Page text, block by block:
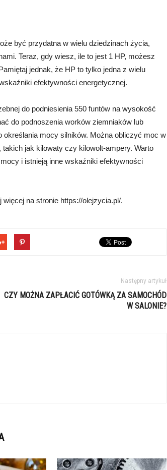
być przydatna w wielu dziedzinach życia,
Teraz, gdy wiesz, ile to jest 1 HP, możesz
jednak, że HP to tylko jedna z wielu
efektywności energetycznej.
do podniesienia 550 funtów na wysokość
do podnoszenia worków ziemniaków lub
mocy silników. Można obliczyć moc w
jak kilowaty czy kilowolt-ampery. Warto
i istnieją inne wskaźniki efektywności
więcej na stronie https://olejzycia.pl/.
Następny artykuł
CZY MOŻNA ZAPŁACIĆ GOTÓWKĄ ZA SAMOCHÓD
W SALONIE?